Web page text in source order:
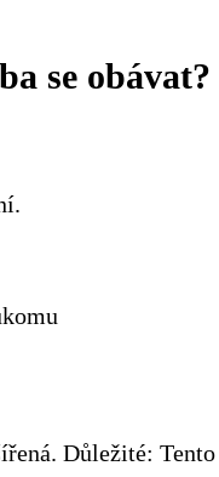
se obávat?
Důležité: